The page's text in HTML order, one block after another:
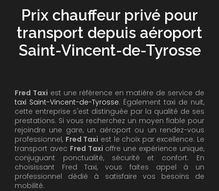
Prix chauffeur privé pour
transport depuis aéroport
Saint-Vincent-de-Tyrosse
Fred Taxi est une référence en matière de service de
taxi Saint-Vincent-de-Tyrosse. Également taxi de nuit,
cette entreprise s'est distinguée par la qualité de ses
prestations. Si vous recherchez un moyen fiable pour
rejoindre une gare, un aéroport ou un rendez-vous
professionnel, Fred Taxi est le choix par excellence. Le
transport avec Fred Taxi offre une expérience unique,
conjuguant ponctualité, sécurité et confort. En
choisissant Fred Taxi, vous faites appel à un
professionnel dédié à satisfaire vos besoins de
mobilité.